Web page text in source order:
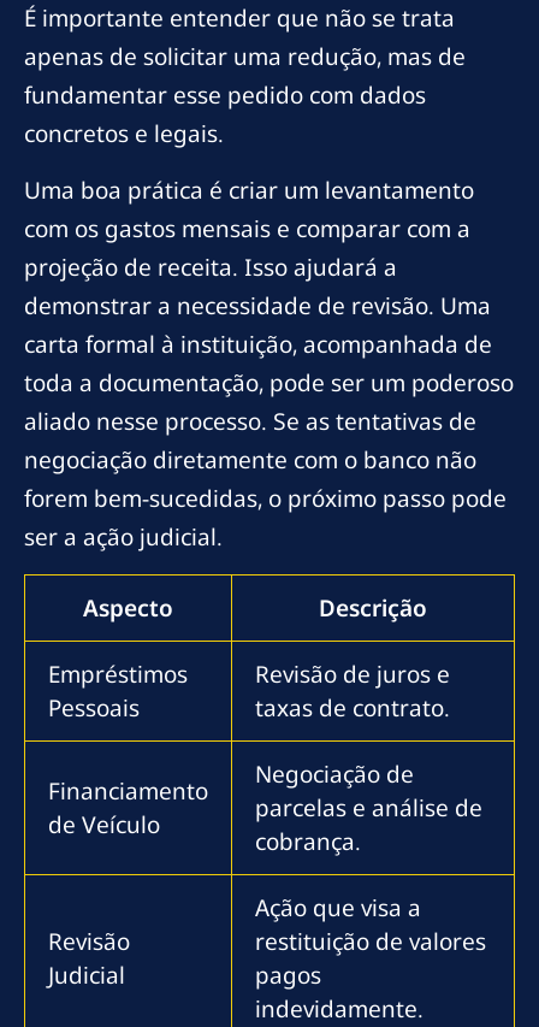
É importante entender que não se trata
apenas de solicitar uma redução, mas de
fundamentar esse pedido com dados
concretos e legais.
Uma boa prática é criar um levantamento
com os gastos mensais e comparar com a
projeção de receita. Isso ajudará a
demonstrar a necessidade de revisão. Uma
carta formal à instituição, acompanhada de
toda a documentação, pode ser um poderoso
aliado nesse processo. Se as tentativas de
negociação diretamente com o banco não
forem bem-sucedidas, o próximo passo pode
ser a ação judicial.
Aspecto Descrição
Empréstimos
Pessoais
Revisão de juros e
taxas de contrato.
Financiamento
de Veículo
Negociação de
parcelas e análise de
cobrança.
Revisão
Judicial
Ação que visa a
restituição de valores
pagos
indevidamente.